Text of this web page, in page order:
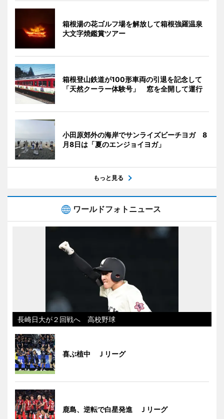
箱根湯の花ゴルフ場を解放して箱根強羅温泉
大文字焼鑑賞ツアー
箱根登山鉄道が100形車両の引退を記念して
「天然クーラー体験号」 窓を全開して運行
小田原郊外の海岸でサンライズビーチヨガ 8
月8日は「夏のエンジョイヨガ」
もっと見る
ワールドフォトニュース
長崎日大が２回戦へ 高校野球
喜ぶ植中 Ｊリーグ
鹿島、逆転で白星発進 Ｊリーグ